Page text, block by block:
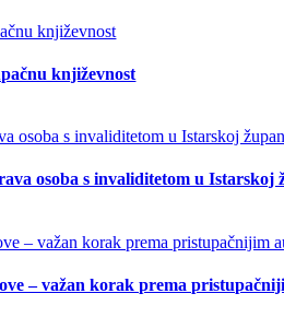
književnost
osoba s invaliditetom u Istarskoj
– važan korak prema